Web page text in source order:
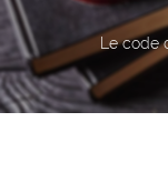
Le code